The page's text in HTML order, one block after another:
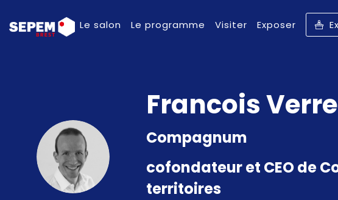
Le salon Le programme Visiter Exposer
FV
Francois
Compagnum
cofondateur et CEO de
territoires